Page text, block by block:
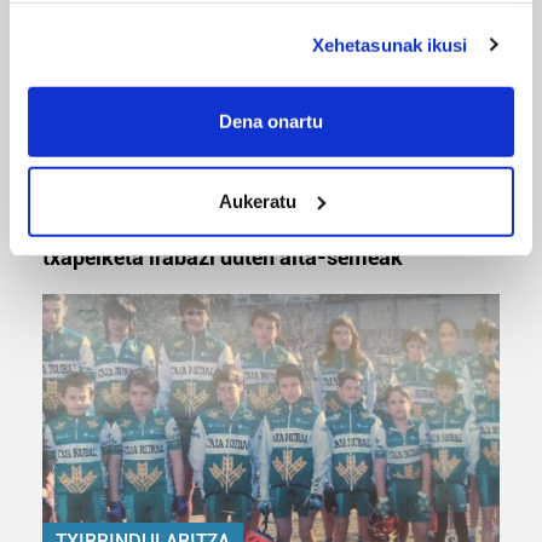
If you allow, we would also like to:
Collect information about your geographical
meters
Identify your device by actively scanning it for
specific characteristics (fingerprinting)
Find out more about how your personal data is processed
and set your preferences in thedetails section.
Guk eta gure bazkideek zure datu pertsonalak
prozesatzen ditugu, zure IP zenbakia, besteak beste,
teknologia erabiliz, cookieak adibidez, iragarki eta eduki
pertsonalizatuak eskaintzeko, iragarkiak eta edukia
neurtzeko, jendeari buruzko informazioa biltzeko eta
produktuak garatzeko. Zure datuak nork eta zertarako
erabiltzen dituen hauta dezakezu.
Xehetasunak ikusi
Dena onartu
Aukeratu
Euxebio eta Ekaitz Zabala: Zumarragako mus
txapelketa irabazi duten aita-semeak